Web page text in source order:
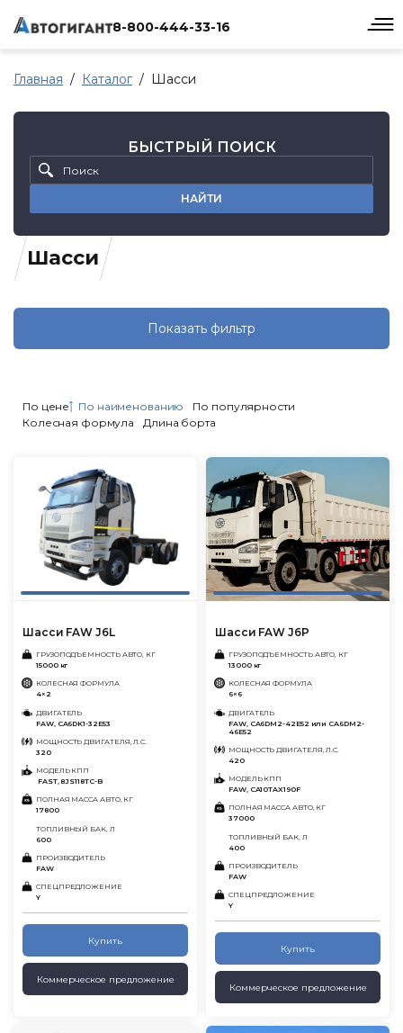
8-800-444-33-16
Главная Каталог Шасси
Шасси
БЫСТРЫЙ ПОИСК
НАЙТИ
Показать фильтр
По цене По наименованию
По популярности
Колесная формула
Длина борта
Шасси FAW J6L
ГРУЗОПОДЪЕМНОСТЬ АВТО, КГ
15000 кг
КОЛЕСНАЯ ФОРМУЛА
4×2
ДВИГАТЕЛЬ
FAW, CA6DK1-32E53
МОЩНОСТЬ ДВИГАТЕЛЯ, Л.С.
320
МОДЕЛЬ КПП
FAST, 8JS118TC-B
ПОЛНАЯ МАССА АВТО, КГ
17800
ТОПЛИВНЫЙ БАК, Л
600
ПРОИЗВОДИТЕЛЬ
FAW
СПЕЦПРЕДЛОЖЕНИЕ
Y
Купить
Коммерческое предложение
Шасси FAW J6P
ГРУЗОПОДЪЕМНОСТЬ АВТО, КГ
13000 кг
КОЛЕСНАЯ ФОРМУЛА
6×6
ДВИГАТЕЛЬ
FAW, CA6DM2-42E52 или CA6DM2-
46E52
МОЩНОСТЬ ДВИГАТЕЛЯ, Л.С.
420
МОДЕЛЬ КПП
FAW, CA10TAX190F
ПОЛНАЯ МАССА АВТО, КГ
37000
ТОПЛИВНЫЙ БАК, Л
400
ПРОИЗВОДИТЕЛЬ
FAW
СПЕЦПРЕДЛОЖЕНИЕ
Y
Купить
Коммерческое предложение